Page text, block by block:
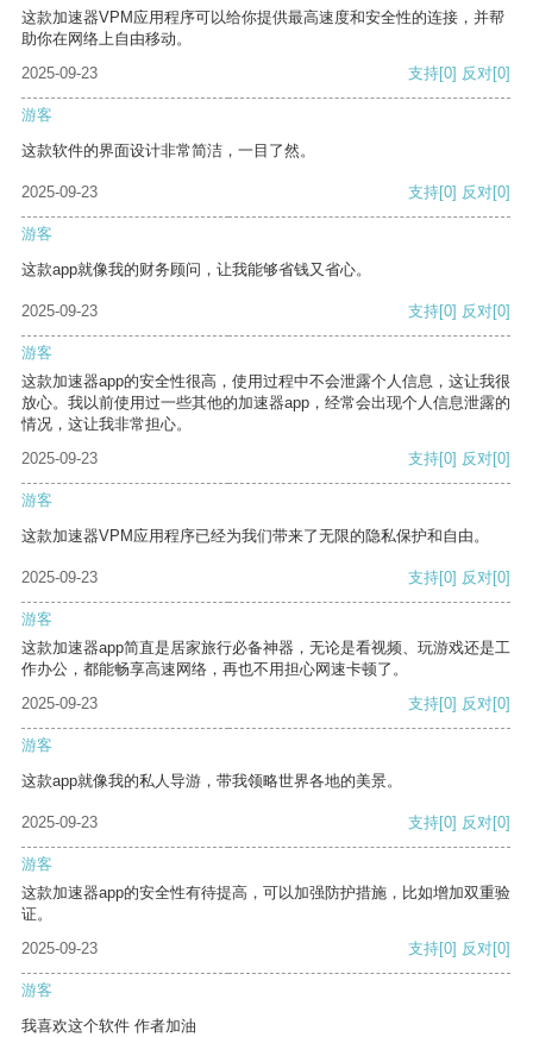
这款加速器VPM应用程序可以给你提供最高速度和安全性的连接，并帮
助你在网络上自由移动。
2025-09-23
支持[0] 反对[0]
游客
这款软件的界面设计非常简洁，一目了然。
2025-09-23 支持[0] 反对[0]
游客
这款app就像我的财务顾问，让我能够省钱又省心。
2025-09-23 支持[0] 反对[0]
游客
这款加速器app的安全性很高，使用过程中不会泄露个人信息，这让我很
放心。我以前使用过一些其他的加速器app，经常会出现个人信息泄露的
情况，这让我非常担心。
2025-09-23
支持[0] 反对[0]
游客
这款加速器VPM应用程序已经为我们带来了无限的隐私保护和自由。
2025-09-23 支持[0] 反对[0]
游客
这款加速器app简直是居家旅行必备神器，无论是看视频、玩游戏还是工
作办公，都能畅享高速网络，再也不用担心网速卡顿了。
2025-09-23
支持[0] 反对[0]
游客
这款app就像我的私人导游，带我领略世界各地的美景。
2025-09-23 支持[0] 反对[0]
游客
这款加速器app的安全性有待提高，可以加强防护措施，比如增加双重验
证。
2025-09-23
支持[0] 反对[0]
游客
我喜欢这个软件 作者加油